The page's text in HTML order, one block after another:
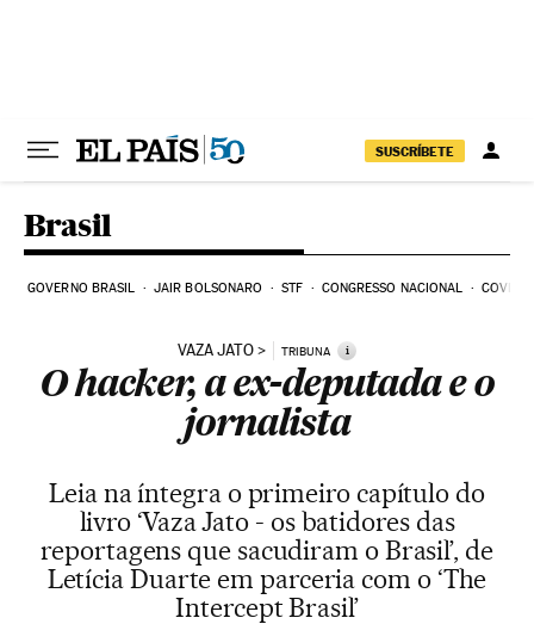
SUSCRÍBETE
Brasil
GOVERNO BRASIL JAIR BOLSONARO STF CONGRESSO NACIONAL COVID-
VAZA JATO TRIBUNA i
O hacker, a ex-deputada e o
jornalista
Leia na íntegra o primeiro capítulo do
livro ‘Vaza Jato - os batidores das
reportagens que sacudiram o Brasil’, de
Letícia Duarte em parceria com o ‘The
Intercept Brasil’